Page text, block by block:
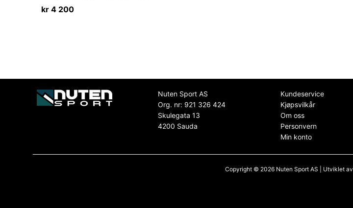
kr 4 200
Nuten Sport AS
Org. nr: 921 326 424
Skulegata 13
4200 Sauda
Kundeservice
Kjøpsvilkår
Om oss
Personvern
Min konto
Copyright © 2026 Nuten Sport AS | Utviklet av